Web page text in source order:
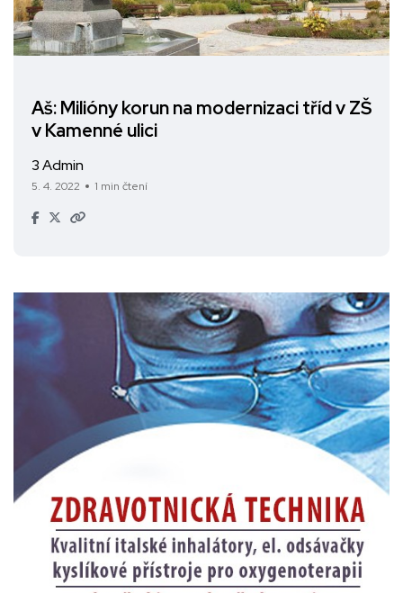
Aš: Milióny korun na modernizaci tříd v ZŠ
v Kamenné ulici
3 Admin
5. 4. 2022 1 min čtení